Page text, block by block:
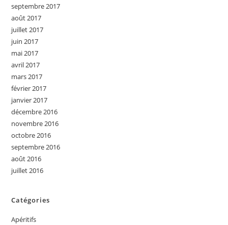
septembre 2017
août 2017
juillet 2017
juin 2017
mai 2017
avril 2017
mars 2017
février 2017
janvier 2017
décembre 2016
novembre 2016
octobre 2016
septembre 2016
août 2016
juillet 2016
Catégories
Apéritifs